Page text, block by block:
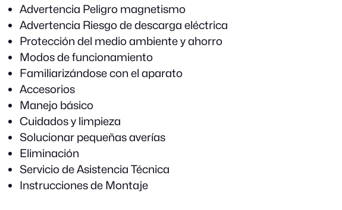
Advertencia Peligro magnetismo
Advertencia Riesgo de descarga eléctrica
Protección del medio ambiente y ahorro
Modos de funcionamiento
Familiarizándose con el aparato
Accesorios
Manejo básico
Cuidados y limpieza
Solucionar pequeñas averías
Eliminación
Servicio de Asistencia Técnica
Instrucciones de Montaje